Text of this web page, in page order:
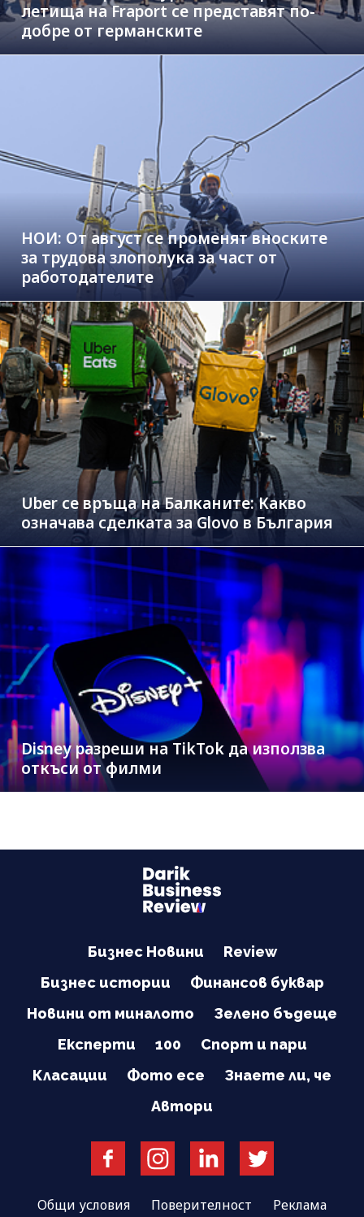
летища на Fraport се представят по-
добре от германските
НОИ: От август се променят вноските
за трудова злополука за част от
работодателите
Uber се връща на Балканите: Какво
означава сделката за Glovo в България
Disney разреши на TikTok да използва
откъси от филми
Бизнес Новини
Review
Бизнес истории
Финансов буквар
Новини от миналото
Зелено бъдеще
Експерти
100
Спорт и пари
Класации
Фото есе
Знаете ли, че
Автори
Общи условия Поверителност
Реклама